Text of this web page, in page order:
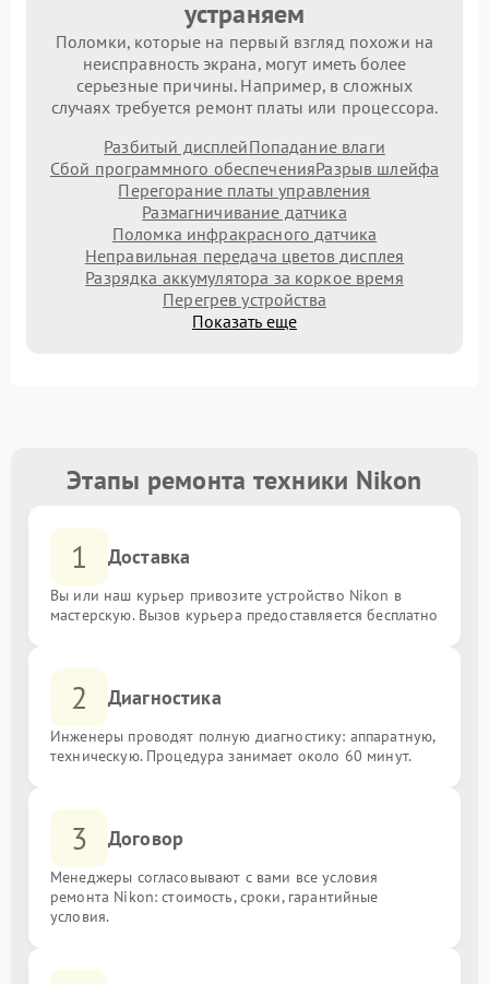
устраняем
Поломки, которые на первый взгляд похожи на
неисправность экрана, могут иметь более
серьезные причины. Например, в сложных
случаях требуется ремонт платы или процессора.
Разбитый дисплейПопадание влаги
Сбой программного обеспеченияРазрыв шлейфа
Перегорание платы управления
Размагничивание датчика
Поломка инфракрасного датчика
Неправильная передача цветов дисплея
Разрядка аккумулятора за коркое время
Перегрев устройства
Показать еще
Этапы ремонта техники Nikon
1 Доставка
Вы или наш курьер привозите устройство Nikon в
мастерскую. Вызов курьера предоставляется бесплатно
2 Диагностика
Инженеры проводят полную диагностику: аппаратную,
техническую. Процедура занимает около 60 минут.
3 Договор
Менеджеры согласовывают с вами все условия
ремонта Nikon: стоимость, сроки, гарантийные
условия.